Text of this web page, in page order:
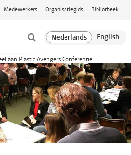
Medewerkers Organisatiegids Bibliotheek
aan Plastic Avengers Conferentie